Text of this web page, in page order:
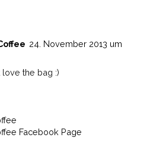
24. November 2013 um
the bag :)
Facebook Page